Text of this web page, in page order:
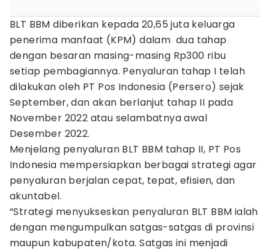
BLT BBM diberikan kepada 20,65 juta keluarga
penerima manfaat (KPM) dalam dua tahap
dengan besaran masing-masing Rp300 ribu
setiap pembagiannya. Penyaluran tahap I telah
dilakukan oleh PT Pos Indonesia (Persero) sejak
September, dan akan berlanjut tahap II pada
November 2022 atau selambatnya awal
Desember 2022.
Menjelang penyaluran BLT BBM tahap II, PT Pos
Indonesia mempersiapkan berbagai strategi agar
penyaluran berjalan cepat, tepat, efisien, dan
akuntabel.
“Strategi menyukseskan penyaluran BLT BBM ialah
dengan mengumpulkan satgas-satgas di provinsi
maupun kabupaten/kota. Satgas ini menjadi